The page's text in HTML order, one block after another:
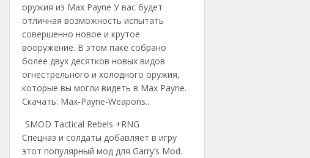
оружия из Max Payne У вас будет
отличная возможность испытать
совершенно новое и крутое
вооружение. В этом паке собрано
более двух десятков новых видов
огнестрельного и холодного оружия,
которые вы могли видеть в Max Payne.
Скачать: Max-Payne-Weapons...
SMOD Tactical Rebels +RNG
Спецназ и солдаты добавляет в игру
этот популярный мод для Garry’s Mod.